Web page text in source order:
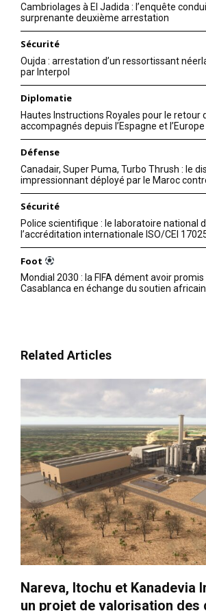
Cambriolages à El Jadida : l’enquête
surprenante deuxième arrestation
Sécurité
Oujda : arrestation d’un ressortissant
par Interpol
Diplomatie
Hautes Instructions Royales pour le retour
accompagnés depuis l’Espagne et l’Europe
Défense
Canadair, Super Puma, Turbo Thrush : le
impressionnant déployé par le Maroc
Sécurité
Police scientifique : le laboratoire national
l’accréditation internationale ISO/CEI
Foot
Mondial 2030 : la FIFA dément avoir
Casablanca en échange du soutien africain
Related Articles
Nareva, Itochu et Kanadevia
un projet de valorisation des